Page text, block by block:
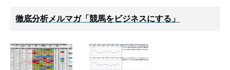
徹底分析メルマガ「競馬をビジネスにする」